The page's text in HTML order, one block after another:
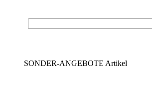
SONDER-ANGEBOTE Artikel